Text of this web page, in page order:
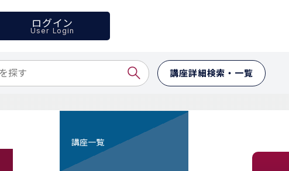
ログイン
User Login
講座詳細検索・一覧
講座一覧